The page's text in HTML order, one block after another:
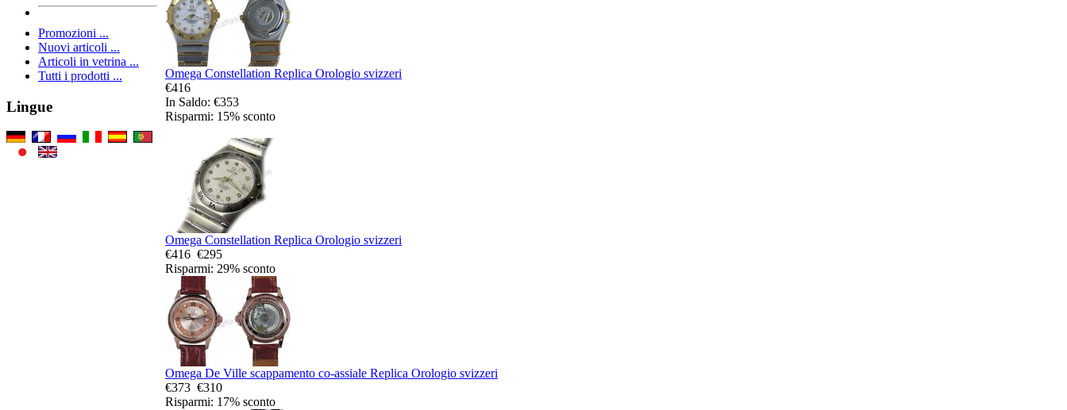
Promozioni ...
Nuovi articoli ...
Articoli in vetrina ...
Tutti i prodotti ...
Lingue
Omega Constellation Replica Orologio svizzeri
€416
In Saldo: €353
Risparmi: 15% sconto
Omega Constellation Replica Orologio svizzeri
€416 €295
Risparmi: 29% sconto
Omega De Ville scappamento co-assiale Replica Orologio svizzeri
€373 €310
Risparmi: 17% sconto